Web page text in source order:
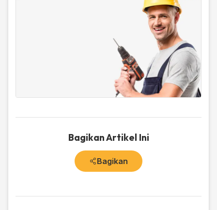
Bagikan Artikel Ini
Bagikan